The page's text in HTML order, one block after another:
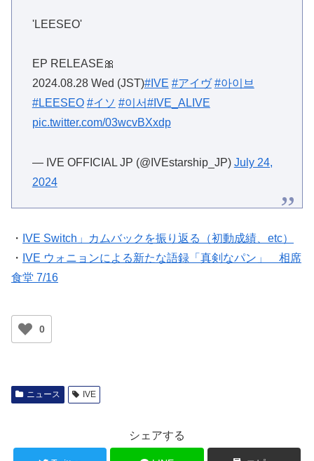
'LEESEO'
EP RELEASE🎀
2024.08.28 Wed (JST)#IVE #アイヴ #아이브
#LEESEO #イソ #이서#IVE_ALIVE
pic.twitter.com/03wcvBXxdp
— IVE OFFICIAL JP (@IVEstarship_JP) July 24,
2024
・ IVE Switch」カムバックを振り返る（初動成績、etc）
・ IVE ウォニョンによる新たな語録「真剣なパン」 相席
食堂 7/16
0
ニュース IVE
シェアする